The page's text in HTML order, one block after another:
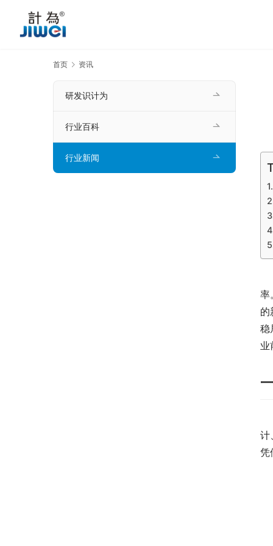
首页 资讯
率
的
稳
业
计
凭
研发识计为
行业百科
行业新闻